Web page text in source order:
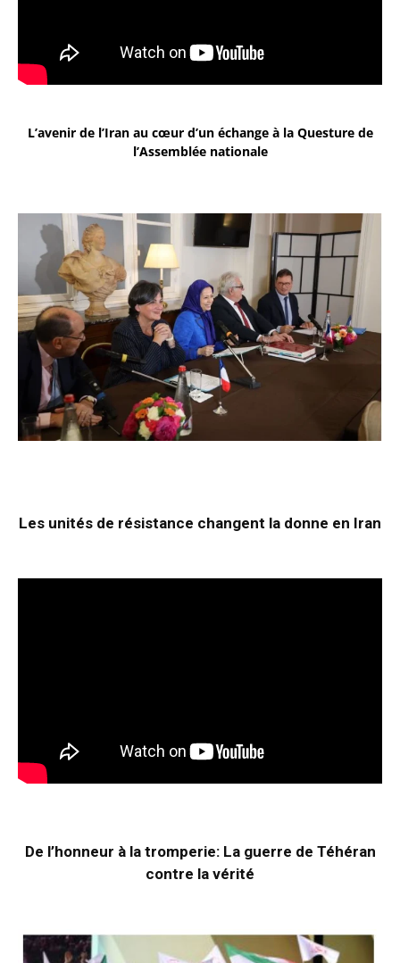
L’avenir de l’Iran au cœur d’un échange à la Questure de
l’Assemblée nationale
Les unités de résistance changent la donne en Iran
De l’honneur à la tromperie: La guerre de Téhéran
contre la vérité